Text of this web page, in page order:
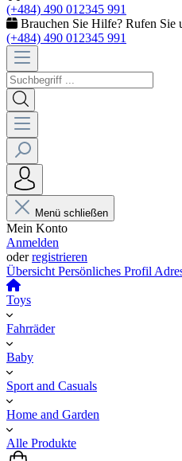
(+484) 490 012345 991
Brauchen Sie Hilfe? Rufen Sie
(+484) 490 012345 991
Menü schließen
Mein Konto
Anmelden
oderregistrieren
Übersicht Persönliches Profil
Toys
Fahrräder
Baby
Sport and Casuals
Home and Garden
Alle Produkte